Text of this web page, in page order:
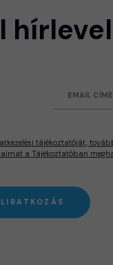
tájékoztatóját,
a Tájékoztatóban